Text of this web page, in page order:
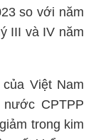
so với năm
III và IV năm
Việt Nam
CPTPP
trong kim